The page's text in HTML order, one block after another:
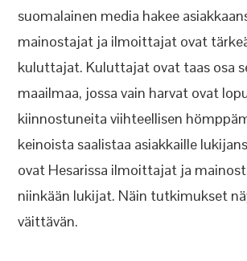
suomalainen media hakee
mainostajat ja ilmoittajat ovat
kuluttajat. Kuluttajat ovat taas osa
maailmaa, jossa vain harvat ovat
kiinnostuneita viihteellisen
keinoista saalistaa asiakkaille
ovat Hesarissa ilmoittajat ja
niinkään lukijat. Näin tutkimukset
väittävän.